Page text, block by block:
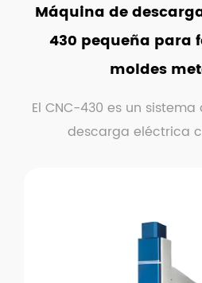
Máquina de
430 pequeña para
moldes
El CNC-430 es un
descarga eléctrica